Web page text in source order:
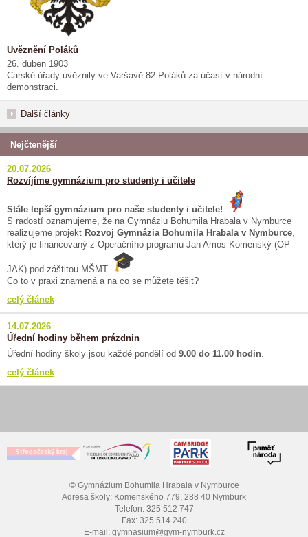
Uvěznění Poláků
26. duben 1903
Carské úřady uvěznily ve Varšavě 82 Poláků za účast v národní
demonstraci.
Další články
Nejčtenější
20.07.2026
Rozvíjíme gymnázium pro studenty i učitele
Stále lepší gymnázium pro naše studenty i učitele!
S radostí oznamujeme, že na Gymnáziu Bohumila Hrabala v Nymburce
realizujeme projekt Rozvoj Gymnázia Bohumila Hrabala v Nymburce
který je financovaný z Operačního programu Jan Amos Komenský (OP
JAK) pod záštitou MŠMT.
Co to v praxi znamená a na co se můžete těšit?
celý článek
14.07.2026
Úřední hodiny během prázdnin
Úřední hodiny školy jsou každé pondělí od 9.00 do 11.00 hodin
celý článek
© Gymnázium Bohumila Hrabala v Nymburce
Adresa školy: Komenského 779, 288 40 Nymburk
Telefon: 325 512 747
Fax: 325 514 240
E-mail: gymnasium@gym-nymburk.cz